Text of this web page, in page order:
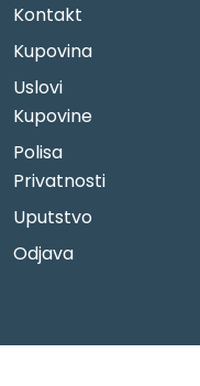
Kontakt
Kupovina
Uslovi
Kupovine
Polisa
Privatnosti
Uputstvo
Odjava